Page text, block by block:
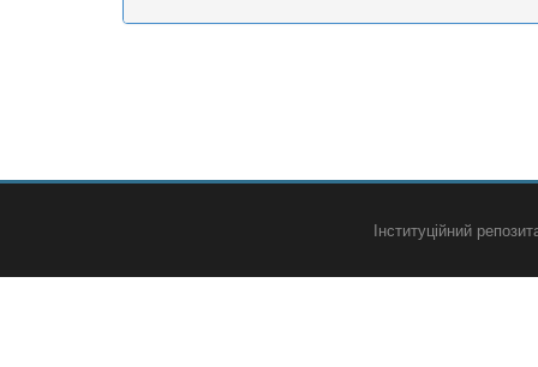
Інституційний